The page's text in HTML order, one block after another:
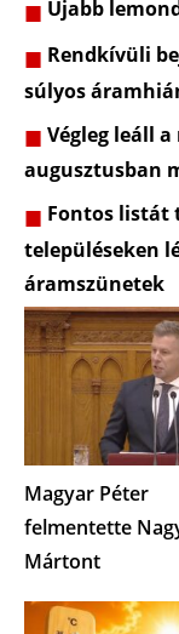
Újabb
Rendkívüli
súlyos
Végleg leáll
augusztusban
Fontos listát
településeken
áramszünetek
Magyar Péter
felmentette
Mártont